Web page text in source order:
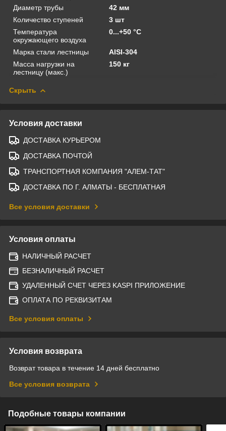
Диаметр трубы
42 мм
Количество ступеней
3 шт
Температура
окружающего воздуха
0...+50 °C
Марка стали лестницы
AISI-304
Масса нагрузки на
лестницу (макс.)
150 кг
Скрыть
Условия доставки
ДОСТАВКА КУРЬЕРОМ
ДОСТАВКА ПОЧТОЙ
ТРАНСПОРТНАЯ КОМПАНИЯ "АЛЕМ-ТАТ"
ДОСТАВКА ПО Г. АЛМАТЫ - БЕСПЛАТНАЯ
Все условия доставки
Условия оплаты
НАЛИЧНЫЙ РАСЧЕТ
БЕЗНАЛИЧНЫЙ РАСЧЕТ
УДАЛЕННЫЙ СЧЕТ ЧЕРЕЗ KASPI ПРИЛОЖЕНИЕ
ОПЛАТА ПО РЕКВИЗИТАМ
Все условия оплаты
Условия возврата
Возврат товара в течение 14 дней бесплатно
Все условия возврата
Подобные товары компании